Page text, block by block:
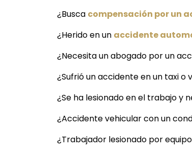
¿Busca compensación por un
¿Herido en un accidente
¿Necesita un abogado por un
¿Sufrió un accidente en un taxi o
¿Se ha lesionado en el trabajo y
¿Accidente vehicular con un
¿Trabajador lesionado por